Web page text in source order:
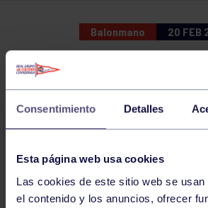
Consentimiento Detalles
Esta página web usa cookies
Las cookies de este sitio web se
el contenido y los anuncios, ofrecer
Balonmano 20 FEB
NOTICIAS